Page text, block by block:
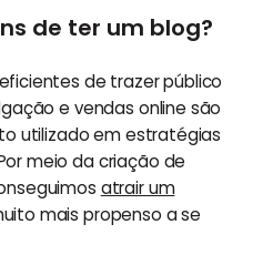
de ter um blog?
de trazer público
e vendas online são
utilizado em estratégias
meio da criação de
atrair um
mais propenso a se